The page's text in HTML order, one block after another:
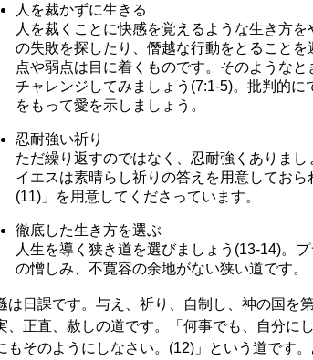
人を裁かずに生きる
人を裁くことに快感を覚えるような生き方
の失敗を探したり、僭越な行動をとること
点や弱点は目に着くものです。そのような
チャレンジしてみましょう(7:1-5)。批判的に
をもって愛を示しましょう。
忍耐強い祈り
ただ繰り返すのではなく、忍耐強くありまし
イエスは素晴らし祈りの答えを用意してお
(11)」を用意してくださっています。
徹底した生き方を選ぶ
人生を導く狭き道を選びましょう(13-14)。
の憎しみ、不寛容の余地がない狭い道です。
は日課です。与え、祈り、自制し、神の国を
、正直、赦しの道です。「何事でも、自分に
もそのようにしなさい。(12)」という道です